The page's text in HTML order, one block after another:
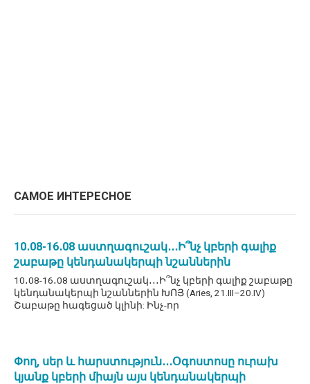
САМОЕ ИНТЕРЕСНОЕ
10․08-16․08 աստղագուշակ․․․Ի՞նչ կբերի գալիք
շաբաթը կենդանակերպի նշաններին
10․08-16․08 աստղագուշակ․․․Ի՞նչ կբերի գալիք շաբաթը
կենդանակերպի նշաններին ԽՈՅ (Aries, 21.III–20.IV)
Շաբաթը հագեցած կլինի: Ինչ-որ
Փող, սեր և հարստություն․․․Օգոստոսը ուրախ
կյանք կբերի միայն այս կենդանակերպի